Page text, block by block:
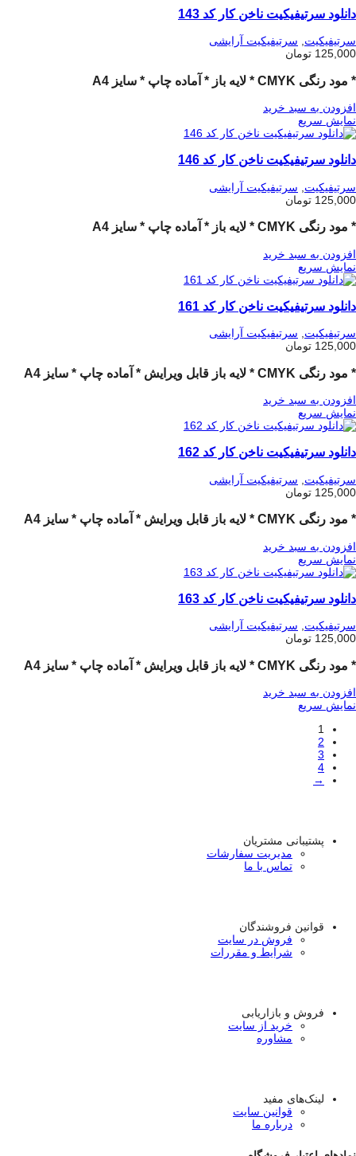
دانلود سرتیفیکیت ناخن کار کد 143
سرتیفیکیت, سرتیفیکیت آرایشی
125,000 تومان
* مود رنگی CMYK * لایه باز * آماده چاپ * سایز A4
افزودن به سبد خرید
نمایش سریع
دانلود سرتیفیکیت ناخن کار کد 146
سرتیفیکیت
سرتیفیکیت آرایشی
125,000 تومان
* مود رنگی CMYK * لایه باز * آماده چاپ * سایز A4
افزودن به سبد خرید
نمایش سریع
دانلود سرتیفیکیت ناخن کار کد 161
سرتیفیکیت, سرتیفیکیت آرایشی
125,000 تومان
* مود رنگی CMYK * لایه باز قابل ویرایش * آماده چاپ * سایز A4
افزودن به سبد خرید
نمایش سریع
دانلود سرتیفیکیت ناخن کار کد 162
سرتیفیکیت
سرتیفیکیت آرایشی
125,000 تومان
* مود رنگی CMYK * لایه باز قابل ویرایش * آماده چاپ * سایز A4
افزودن به سبد خرید
نمایش سریع
دانلود سرتیفیکیت ناخن کار کد 163
سرتیفیکیت, سرتیفیکیت آرایشی
125,000 تومان
* مود رنگی CMYK * لایه باز قابل ویرایش * آماده چاپ * سایز A4
افزودن به سبد خرید
نمایش سریع
1
2
3
4
→
پشتیبانی مشتریان
مدیریت سفارشات
تماس با ما
قوانین فروشندگان
فروش در سایت
شرایط و مقررات
فروش و بازاریابی
خرید از سایت
مشاوره
لینک‌های مفید
قوانین سایت
درباره ما